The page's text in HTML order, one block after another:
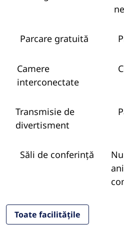
Parcare gratuită
Camere
interconectate
Transmisie de
divertisment
Săli de conferință
Toate facilitățile